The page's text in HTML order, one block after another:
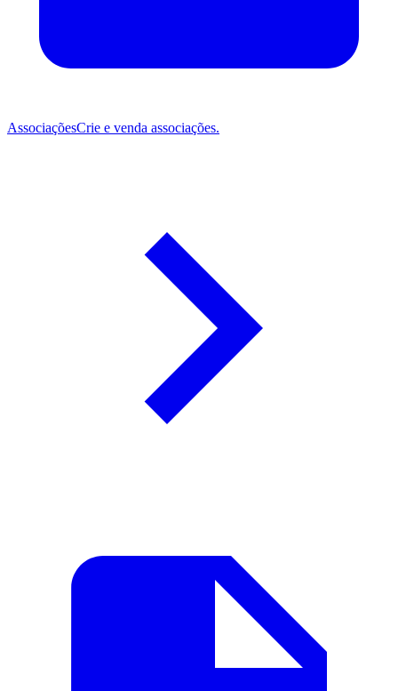
AssociaçõesCrie e venda associações.